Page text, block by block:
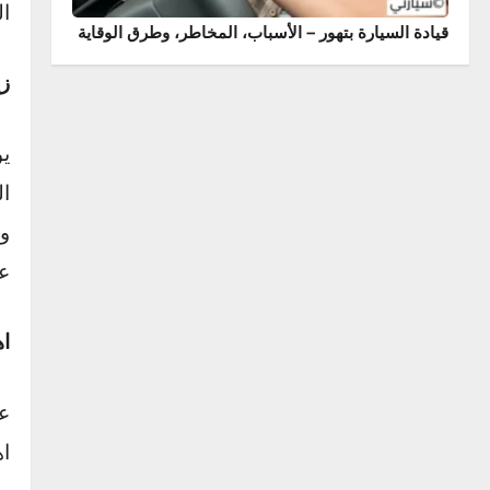
وغير
على